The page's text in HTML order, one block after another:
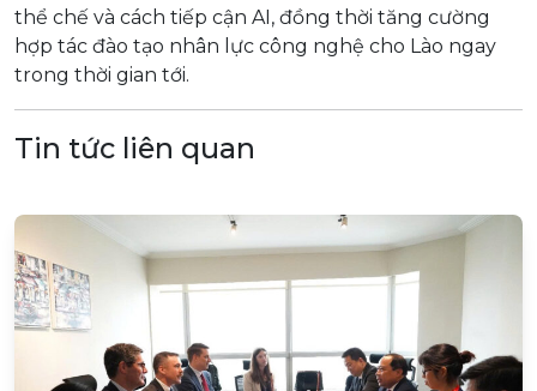
thể chế và cách tiếp cận AI, đồng thời tăng cường
hợp tác đào tạo nhân lực công nghệ cho Lào ngay
trong thời gian tới.
Tin tức liên quan